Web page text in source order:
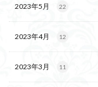
2023年5月 22
2023年4月 12
2023年3月 11